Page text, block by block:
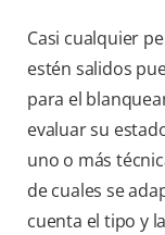
Casi cualquier
estén salidos
para el
evaluar su
uno o más
de cuales se
cuenta el tipo y